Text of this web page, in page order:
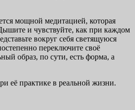
мощной медитацией, которая
и чувствуйте, как при каждом
вокруг себя светящуюся
переключите своё
образ, по сути, есть форма, а
её практике в реальной жизни.